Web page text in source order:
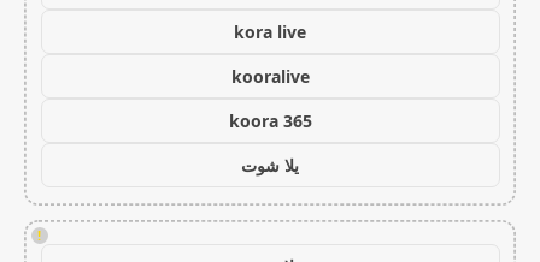
kora live
kooralive
koora 365
يلا شوت
!